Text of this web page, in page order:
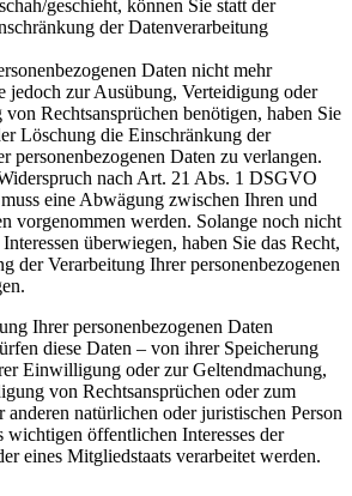
geschieht, können Sie statt der
der Datenverarbeitung
Daten nicht mehr
jedoch zur Ausübung, Verteidigung oder
Rechtsansprüchen benötigen, haben Sie
Löschung die Einschränkung der
personenbezogenen Daten zu verlangen.
nach Art. 21 Abs. 1 DSGVO
eine Abwägung zwischen Ihren und
vorgenommen werden. Solange noch nicht
überwiegen, haben Sie das Recht,
der Verarbeitung Ihrer personenbezogenen
Ihrer personenbezogenen Daten
diese Daten – von ihrer Speicherung
Einwilligung oder zur Geltendmachung,
von Rechtsansprüchen oder zum
anderen natürlichen oder juristischen Person
wichtigen öffentlichen Interesses der
eines Mitgliedstaats verarbeitet werden.